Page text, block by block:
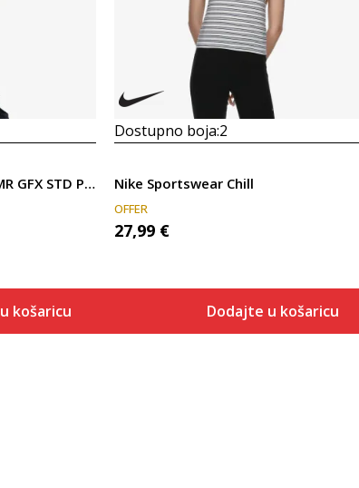
Nike W NSW CLUB FLC MR GFX STD PANT
košaricu
Dostupno boja:2
Nike Sportswear Chill
OFFER
27,99 €
Dodajte u košaricu